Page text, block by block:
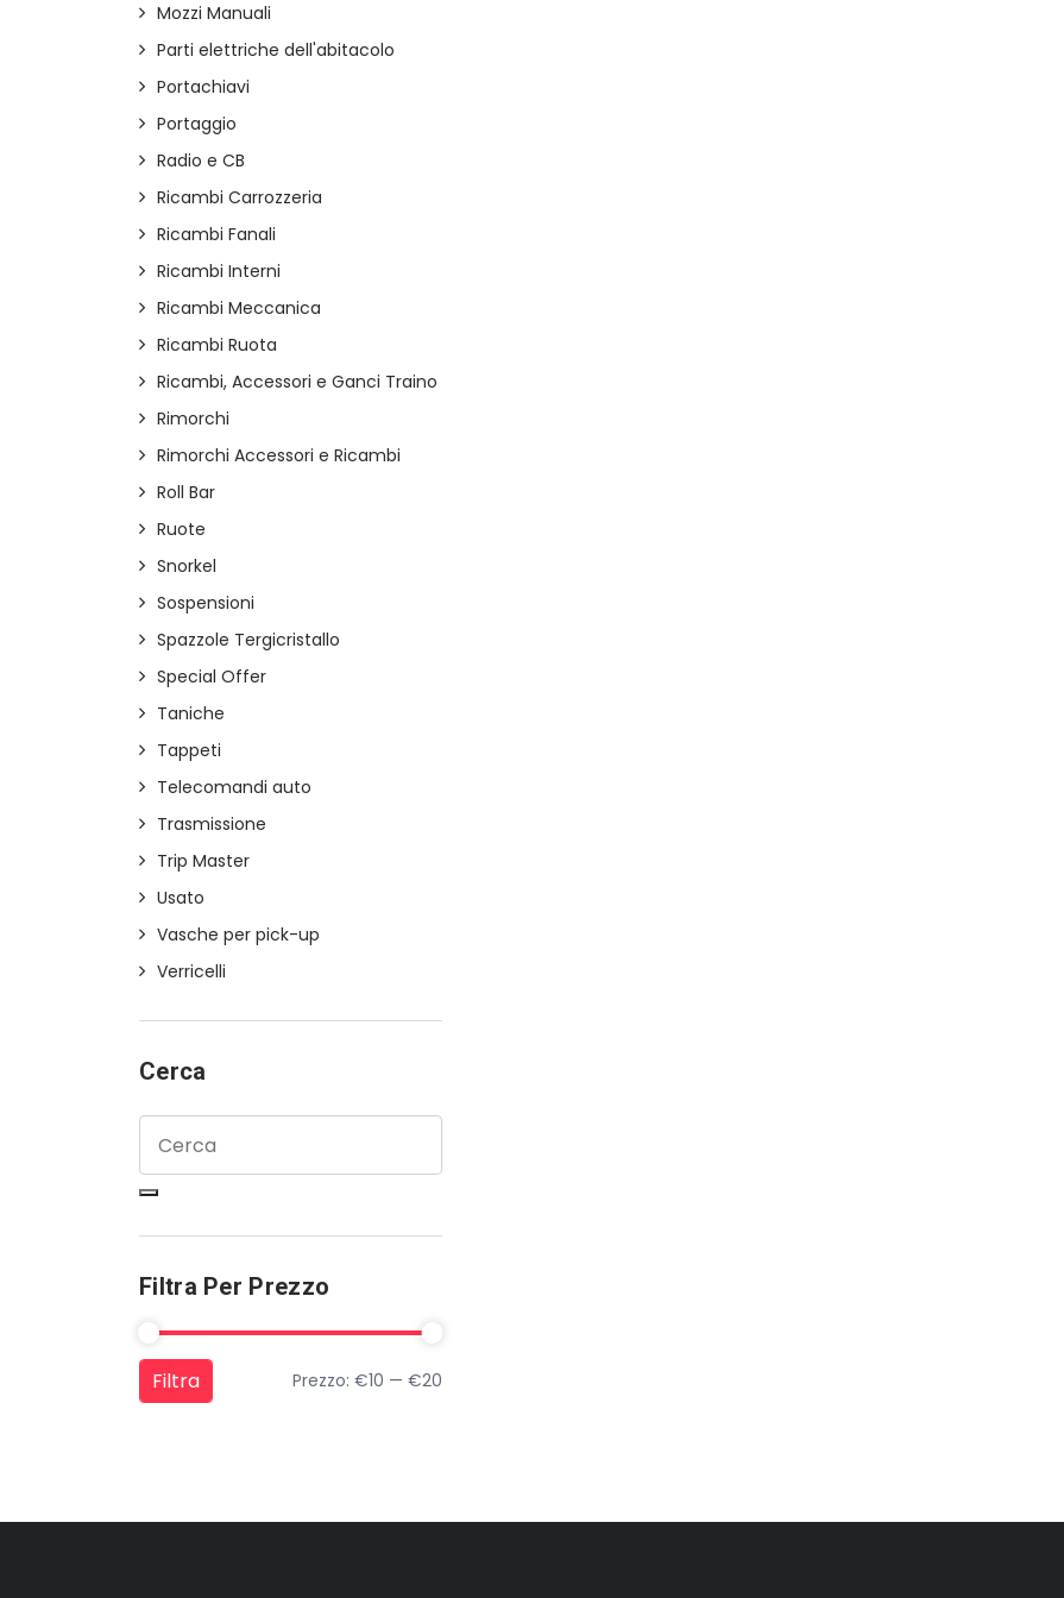
Mozzi Manuali
Parti elettriche dell'abitacolo
Portachiavi
Portaggio
Radio e CB
Ricambi Carrozzeria
Ricambi Fanali
Ricambi Interni
Ricambi Meccanica
Ricambi Ruota
Ricambi, Accessori e Ganci Traino
Rimorchi
Rimorchi Accessori e Ricambi
Roll Bar
Ruote
Snorkel
Sospensioni
Spazzole Tergicristallo
Special Offer
Taniche
Tappeti
Telecomandi auto
Trasmissione
Trip Master
Usato
Vasche per pick-up
Verricelli
Cerca
Filtra Per Prezzo
Prezzo Min
Prezzo Max
Filtra Prezzo: €10 — €20